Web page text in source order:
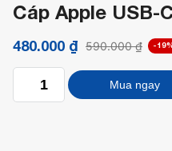
Cáp Apple USB-
590.000₫
480.000 ₫ -
USB-
Mua ngay